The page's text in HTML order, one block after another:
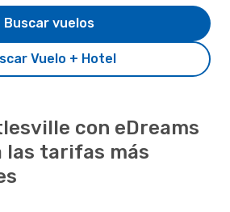
Vuelo + Hotel
Buscar vuelos
con eDreams
las tarifas más